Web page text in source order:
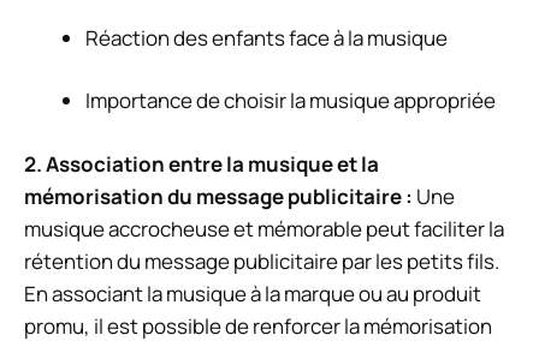
Réaction des enfants face à la musique
Importance de choisir la musique appropriée
2. Association entre la musique et la
mémorisation du message publicitaire : Une
musique accrocheuse et mémorable peut faciliter la
rétention du message publicitaire par les petits fils.
En associant la musique à la marque ou au produit
promu, il est possible de renforcer la mémorisation